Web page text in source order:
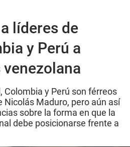
líderes de
y Perú a
Colombia y Perú son férreos
Nicolás Maduro, pero aún así
sobre la forma en que la
debe posicionarse frente a